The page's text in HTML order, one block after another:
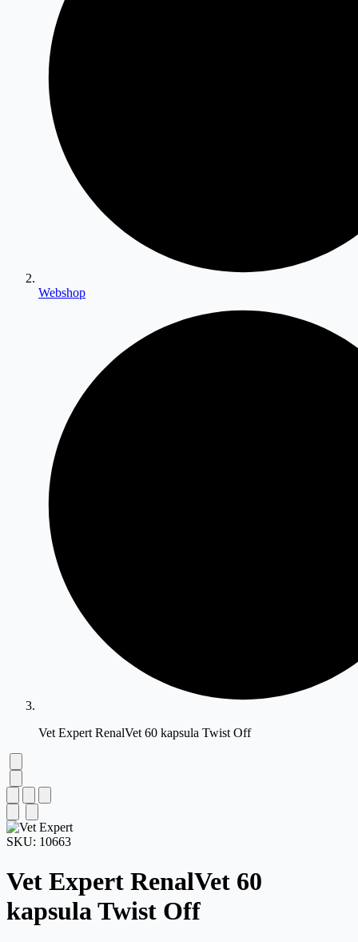
Webshop
Vet Expert RenalVet 60 kapsula Twist Off
SKU: 10663
Vet Expert RenalVet 60
kapsula Twist Off